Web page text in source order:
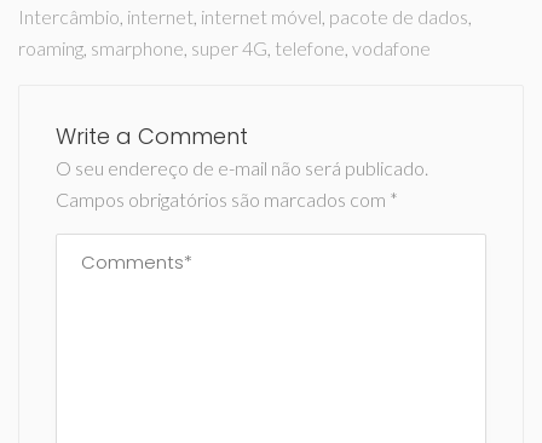
Intercâmbio internet internet móvel pacote de dados
roaming smarphone super 4G telefone vodafone
Write a Comment
O seu endereço de e-mail não será publicado.
Campos obrigatórios são marcados com *